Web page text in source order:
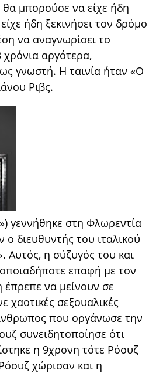
μπορούσε να είχε ήδη
ήδη ξεκινήσει τον δρόμο
να αναγνωρίσει το
χρόνια αργότερα,
γνωστή. Η ταινία ήταν «Ο
Ριβς.
γεννήθηκε στη Φλωρεντία
διευθυντής του ιταλικού
Αυτός, η σύζυγός του και
επαφή με τον
να μείνουν σε
χαοτικές σεξουαλικές
που οργάνωσε την
συνειδητοποίησε ότι
η 9χρονη τότε Ρόουζ
χώρισαν και η